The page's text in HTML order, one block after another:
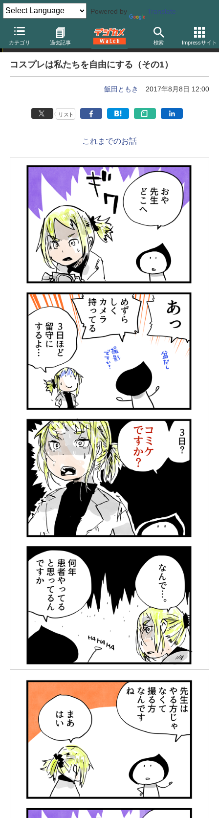
Powered by Translate
カテゴリ 過去記事 検索 Impressサイト
カメラバカにつける薬 in デジカメ Watch
コスプレは私たちを自由にする（その1）
飯田ともき 2017年8月8日 12:00
リスト
これまでのお話